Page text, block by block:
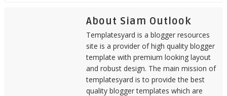
About Siam Outlook
Templatesyard is a blogger resources
site is a provider of high quality blogger
template with premium looking layout
and robust design. The main mission of
templatesyard is to provide the best
quality blogger templates which are